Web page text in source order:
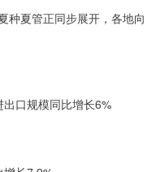
夏管正同步展开，各地向
口规模同比增长6%